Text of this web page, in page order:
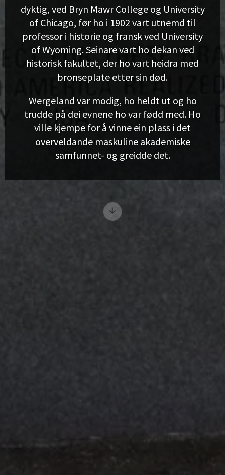
dyktig, ved Bryn Mawr College og University
of Chicago, før ho i 1902 vart utnemd til
professor i historie og fransk ved University
of Wyoming. Seinare vart ho dekan ved
historisk fakultet, der ho vart heidra med
bronseplate etter sin død.
Wergeland var modig, ho heldt ut og ho
trudde på dei evnene ho var fødd med. Ho
ville kjempe for å vinne ein plass i det
overveldande maskuline akademiske
samfunnet- og greidde det.